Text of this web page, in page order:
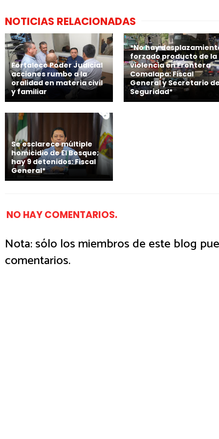
NOTICIAS RELACIONADAS
Fortalece Poder Judicial
acciones rumbo a la
oralidad en materia civil
y familiar
*No hay
forzado producto de la
violencia en Frontera
Comalapa: Fiscal
General y Secretario
Seguridad*
Se esclarece múltiple
homicidio de El Bosque;
hay 9 detenidos: Fiscal
General*
NO HAY COMENTARIOS.
Nota: sólo los miembros de este blog
comentarios.